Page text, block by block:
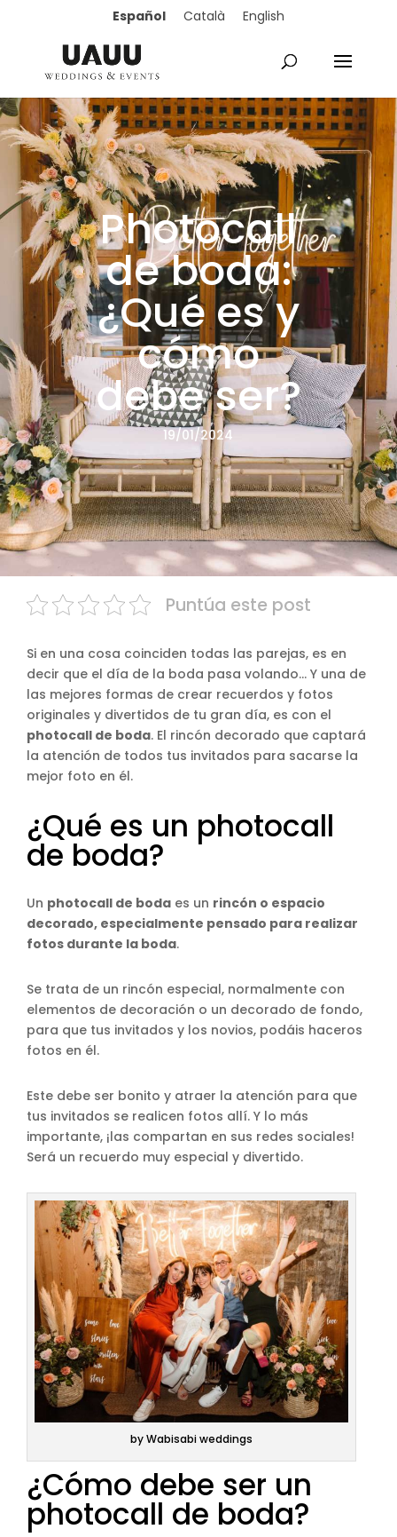
Español Català English
Photocall
de boda:
¿Qué es y
cómo
debe ser?
19/01/2024
Puntúa este post
Si en una cosa coinciden todas las parejas, es en
decir que el día de la boda pasa volando… Y una de
las mejores formas de crear recuerdos y fotos
originales y divertidos de tu gran día, es con el
photocall de boda. El rincón decorado que captará
la atención de todos tus invitados para sacarse la
mejor foto en él.
¿Qué es un photocall
de boda?
Un photocall de boda es un rincón o espacio
decorado, especialmente pensado para realizar
fotos durante la boda.
Se trata de un rincón especial, normalmente con
elementos de decoración o un decorado de fondo,
para que tus invitados y los novios, podáis haceros
fotos en él.
Este debe ser bonito y atraer la atención para que
tus invitados se realicen fotos allí. Y lo más
importante, ¡las compartan en sus redes sociales!
Será un recuerdo muy especial y divertido.
by Wabisabi weddings
¿Cómo debe ser un
photocall de boda?